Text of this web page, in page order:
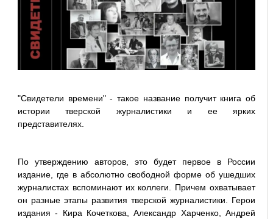
"Свидетели времени" - такое название получит книга об
истории тверской журналистики и ее ярких
представителях.
По утверждению авторов, это будет первое в России
издание, где в абсолютно свободной форме об ушедших
журналистах вспоминают их коллеги. Причем охватывает
он разные этапы развития тверской журналистики. Герои
издания - Кира Кочеткова, Александр Харченко, Андрей